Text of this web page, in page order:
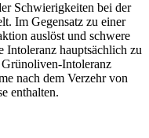
Schwierigkeiten bei der
Im Gegensatz zu einer
auslöst und schwere
Intoleranz hauptsächlich zu
Grünoliven-Intoleranz
nach dem Verzehr von
enthalten.